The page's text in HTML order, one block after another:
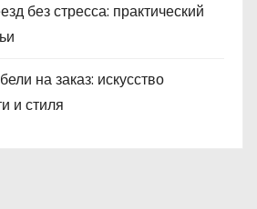
без стресса: практический
на заказ: искусство
и стиля